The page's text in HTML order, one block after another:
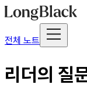
전체 노트
리더의 질